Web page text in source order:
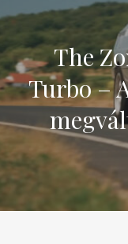
The
Turbo –